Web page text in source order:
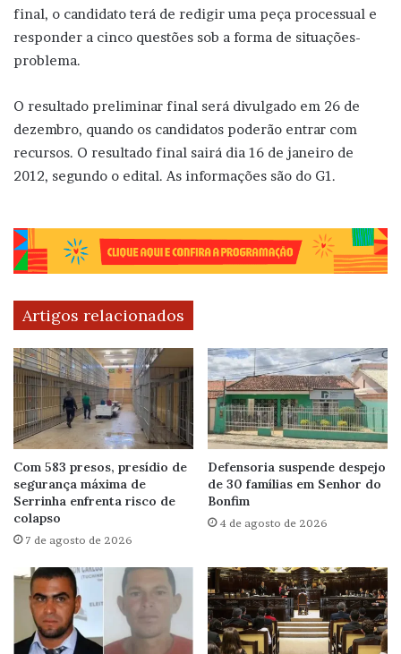
final, o candidato terá de redigir uma peça processual e
responder a cinco questões sob a forma de situações-
problema.
O resultado preliminar final será divulgado em 26 de
dezembro, quando os candidatos poderão entrar com
recursos. O resultado final sairá dia 16 de janeiro de
2012, segundo o edital. As informações são do G1.
Artigos relacionados
Com 583 presos, presídio de
segurança máxima de
Serrinha enfrenta risco de
colapso
7 de agosto de 2026
Defensoria suspende despejo
de 30 famílias em Senhor do
Bonfim
4 de agosto de 2026